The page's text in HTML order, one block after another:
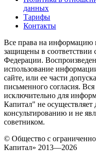
данных
Тарифы
Контакты
Все права на информацию
защищены в соответствии
Федерации.
использование
сайте, или ее части
письменного согласия.
исключительно для
Капитал" не осуществляет
консультированию и не
советником.
© Общество с
Капитал» 2013—2026